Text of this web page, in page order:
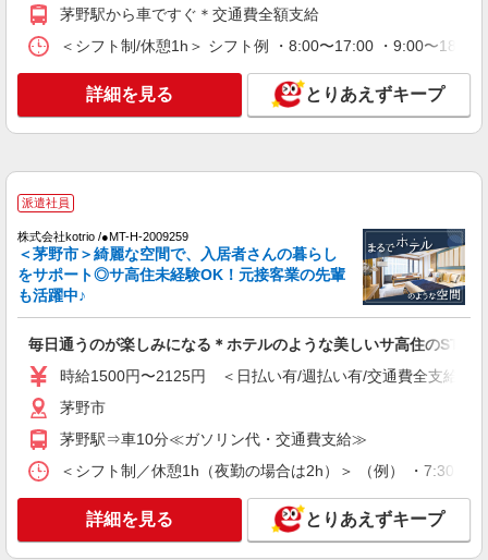
派遣社員
株式会社kotrio /●MT-H-1811318
障がい者デイで送迎、見守りなど★茅野市★運
転できる方急募
時給1500円〜2125円 ＜日払い有/週払い有/交
通費全支給(ガソリン代含む)＞
派遣社員
株式会社kotrio /●MT-H-2006292
茅野市＊グループホームSTAFF＊生活のサポ
時給1500円〜2125円 ＜日払い有/週払い有/交
通費全支給(ガソリン代含む)＞
詳細を見る
派遣社員
株式会社kotrio /●MT-H-2012245
茅野駅から車ですぐ＊交通費全額支給
＜シフト制/休憩1h＞ シフト例 ・8:00〜17:00 ・9:00〜
詳細を見る とりあえずキープ
派遣社員
株式会社kotrio /●MT-H-2009259
＜茅野市＞綺麗な空間で、入居者さんの暮らし
をサポート◎サ高住未経験OK！元接客業の先輩
も活躍中♪
毎日通うのが楽しみになる＊ホテルのような美しいサ高住のSTAFF
時給1500円〜2125円 ＜日払い有/週払い有/交通費全支給(ガ
茅野市
茅野駅⇒車10分≪ガソリン代・交通費支給≫
＜シフト制／休憩1h（夜勤の場合は2h）＞ （例） ・7:30
詳細を見る とりあえずキープ